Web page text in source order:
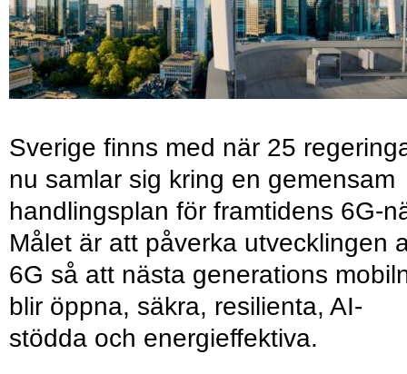
Sverige finns med när 25
nu samlar sig kring en gemensam
handlingsplan för framtidens 6G-
Målet är att påverka utvecklingen
6G så att nästa generations
blir öppna, säkra, resilienta, AI-
stödda och energieffektiva.